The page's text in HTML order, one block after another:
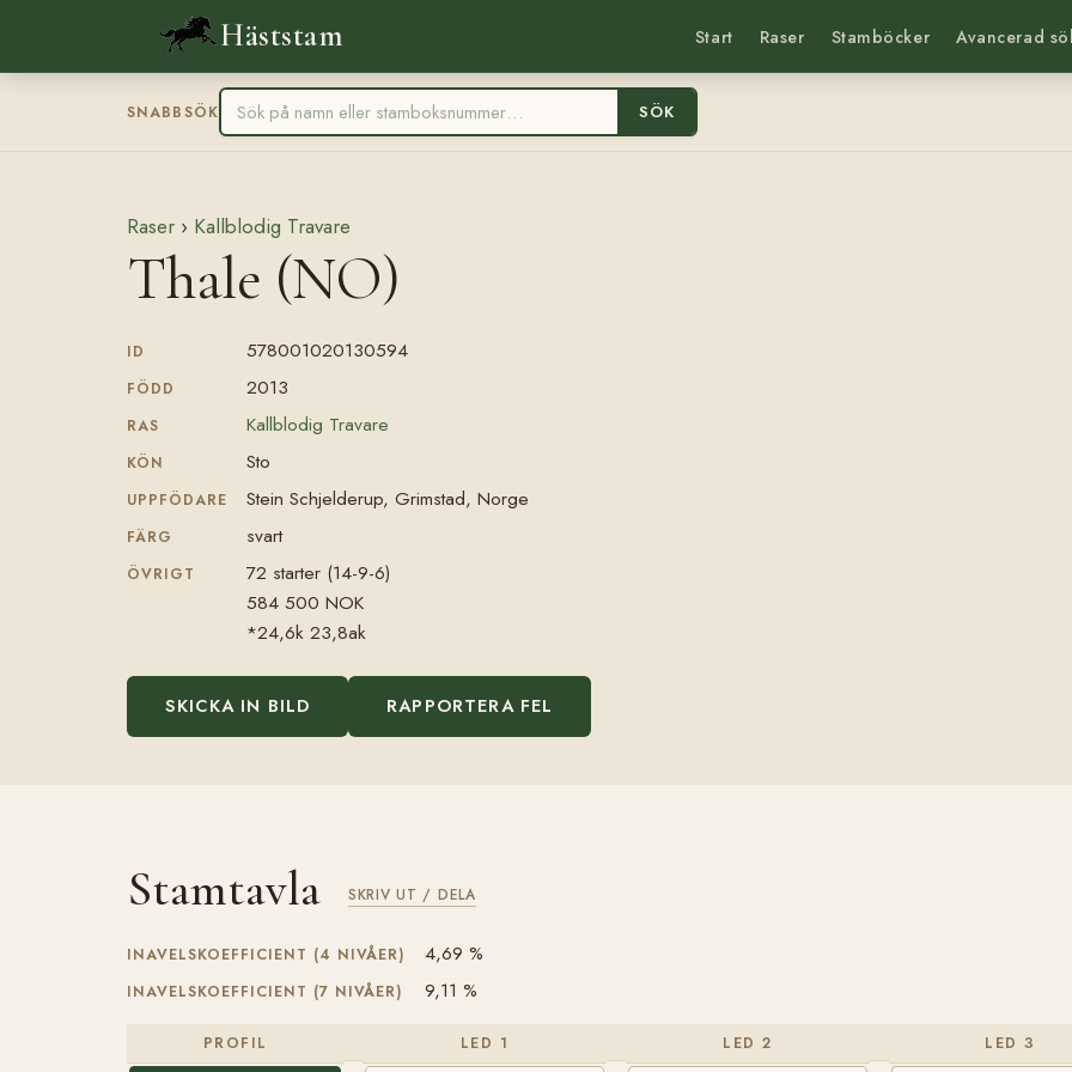
Häststam Start Raser Stamböcker Avancerad
SNABBSÖK SÖK
Raser › Kallblodig Travare
Thale (NO)
ID 578001020130594
FÖDD 2013
RAS Kallblodig Travare
KÖN Sto
UPPFÖDARE Stein Schjelderup, Grimstad, Norge
FÄRG svart
ÖVRIGT
72 starter (14-9-6)
584 500 NOK
*24,6k 23,8ak
SKICKA IN BILD RAPPORTERA FEL
Stamtavla SKRIV UT / DELA
INAVELSKOEFFICIENT (4 NIVÅER) 4,69 %
INAVELSKOEFFICIENT (7 NIVÅER) 9,11 %
PROFIL LED 1 LED 2 LED 3